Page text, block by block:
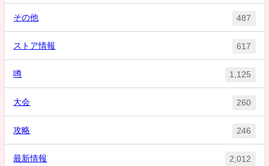
その他 487
ストア情報 617
噂 1,125
大会 260
攻略 246
最新情報 2,012